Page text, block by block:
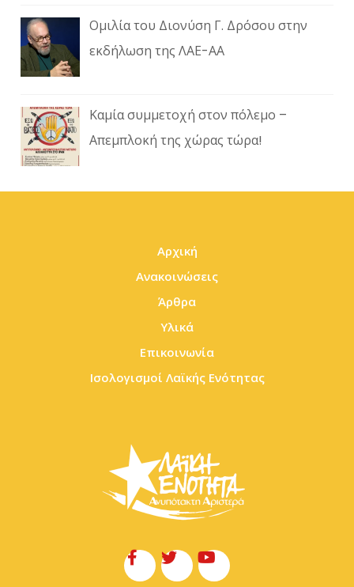
Ομιλία του Διονύση Γ. Δρόσου στην
εκδήλωση της ΛΑΕ-ΑΑ
Καμία συμμετοχή στον πόλεμο –
Απεμπλοκή της χώρας τώρα!
Αρχική
Ανακοινώσεις
Άρθρα
Υλικά
Επικοινωνία
Ισολογισμοί Λαϊκής Ενότητας